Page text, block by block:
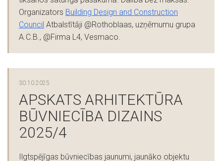
Organizators Building Design and Construction
Council Atbalstītāji @Rothoblaas, uzņēmumu grupa
A.C.B., @Firma L4, Vesmaco.
30.10.2025
APSKATS ARHITEKTŪRA
BŪVNIECĪBA DIZAINS
2025/4
Ilgtspējīgas būvniecības jaunumi, jaunāko objektu